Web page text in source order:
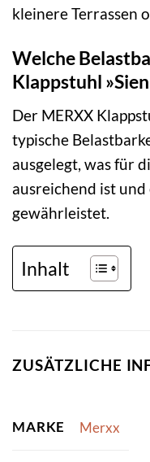
kleinere Terrassen
Welche
Klappstuhl
Der MERXX
typische
ausgelegt, was für
ausreichend ist
gewährleistet.
Inhalt
ZUSÄTZLICHE
MARKE Merxx